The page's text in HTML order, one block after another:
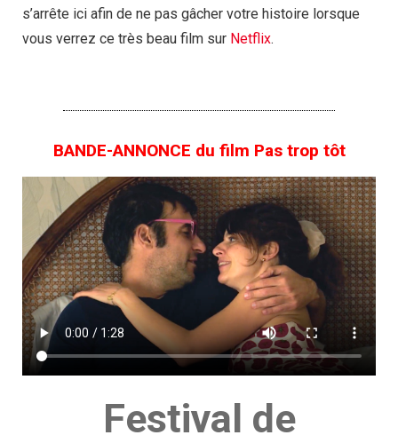
s’arrête ici afin de ne pas gâcher votre histoire lorsque
vous verrez ce très beau film sur Netflix.
BANDE-ANNONCE du film Pas trop tôt
Festival de